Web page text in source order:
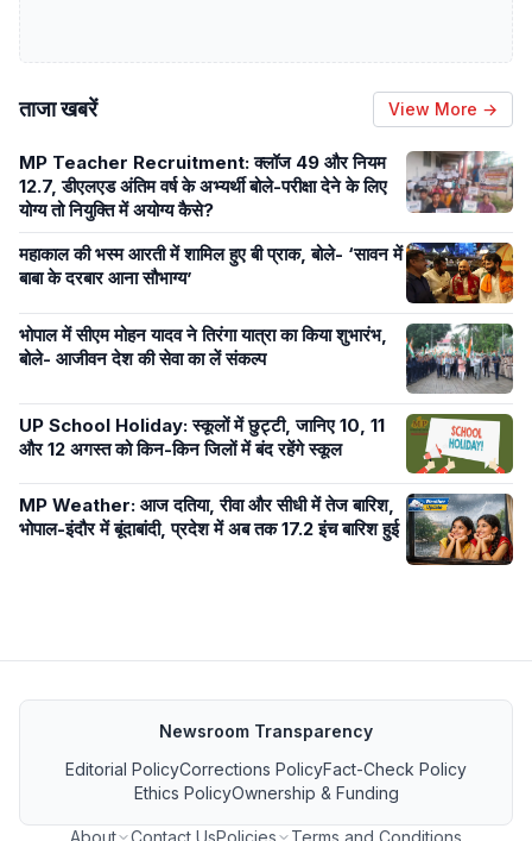
ताजा खबरें View More →
MP Teacher Recruitment: क्लॉज 49 और नियम
12.7, डीएलएड अंतिम वर्ष के अभ्यर्थी बोले-परीक्षा देने के लिए
योग्य तो नियुक्ति में अयोग्य कैसे?
महाकाल की भस्म आरती में शामिल हुए बी प्राक, बोले- ‘सावन में
बाबा के दरबार आना सौभाग्य’
भोपाल में सीएम मोहन यादव ने तिरंगा यात्रा का किया शुभारंभ,
बोले- आजीवन देश की सेवा का लें संकल्प
UP School Holiday: स्कूलों में छुट्टी, जानिए 10, 11
और 12 अगस्त को किन-किन जिलों में बंद रहेंगे स्कूल
MP Weather: आज दतिया, रीवा और सीधी में तेज बारिश,
भोपाल-इंदौर में बूंदाबांदी, प्रदेश में अब तक 17.2 इंच बारिश हुई
Newsroom Transparency
Editorial PolicyCorrections PolicyFact-Check Policy
Ethics PolicyOwnership & Funding